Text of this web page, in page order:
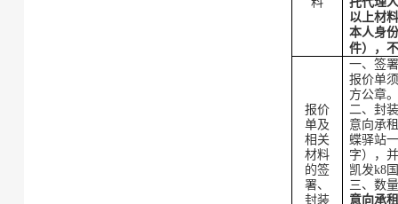
以上材
本人身
件），
报价
单及
相关
材料
的签
署、
封装
一、签
报价单
方公章
二、封
意向承
蝶驿站
字），
凯发k8
三、数
意向承